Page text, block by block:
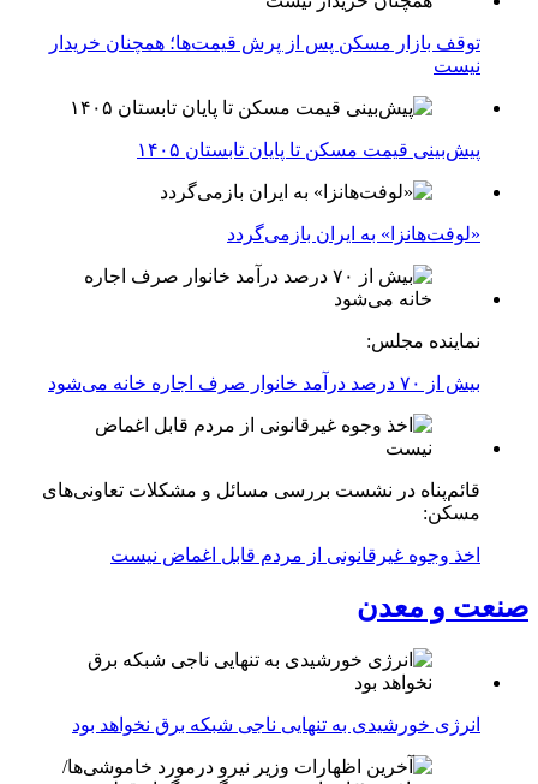
توقف بازار مسکن پس از پرش قیمت‌ها؛ همچنان خریدار
نیست
پیش‌بینی قیمت مسکن تا پایان تابستان ۱۴۰۵
«لوفت‌هانزا» به ایران بازمی‌گردد
نماینده مجلس:
بیش از ۷۰ درصد درآمد خانوار صرف اجاره خانه می‌شود
قائم‌پناه در نشست بررسی مسائل و مشکلات تعاونی‌های
مسکن:
اخذ وجوه غیرقانونی از مردم قابل اغماض نیست
صنعت و معدن
انرژی خورشیدی به تنهایی ناجی شبکه برق نخواهد بود